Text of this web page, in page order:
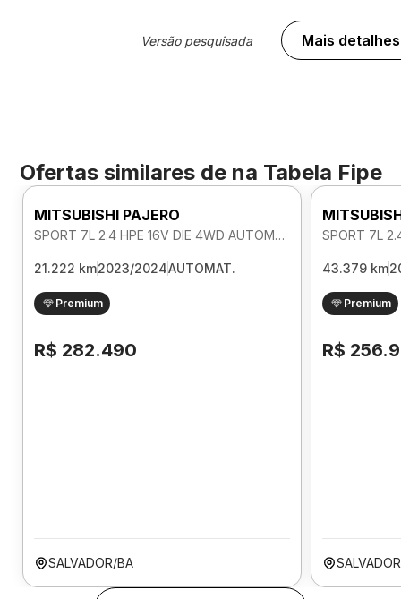
Versão pesquisada Mais detalhes
Ofertas similares de na Tabela Fipe
MITSUBISHI PAJERO
SPORT 7L 2.4 HPE 16V DIE 4WD AUTOMATICO
21.222 km2023/2024AUTOMAT.
Premium
R$ 282.490
SALVADOR/BA
43.379 km
Premium
R$